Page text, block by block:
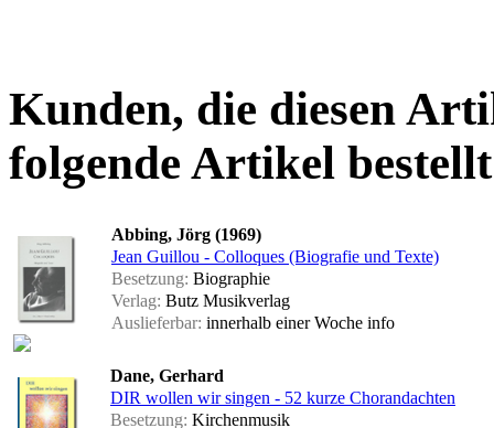
Kunden, die diesen
folgende Artikel
Abbing, Jörg (1969)
Jean Guillou - Colloques (Biografie und Texte)
Besetzung: Biographie
Verlag: Butz Musikverlag
Auslieferbar: innerhalb einer Woche info
Dane, Gerhard
DIR wollen wir singen - 52 kurze Chorandachten
Besetzung: Kirchenmusik